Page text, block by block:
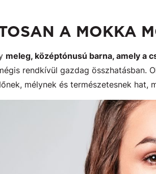
A MOKKA
meleg, középtónusú barna, amely a
rendkívül gazdag összhatásban.
mélynek és természetesnek hat,